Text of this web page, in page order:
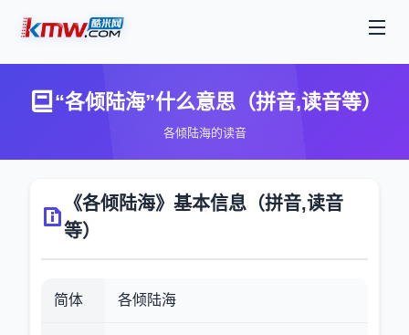
“各倾陆海”什么意思（拼音,读音等）
各倾陆海的读音
《各倾陆海》基本信息（拼音,读音
等）
简体 各倾陆海